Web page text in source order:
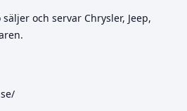
och servar Chrysler, Jeep,